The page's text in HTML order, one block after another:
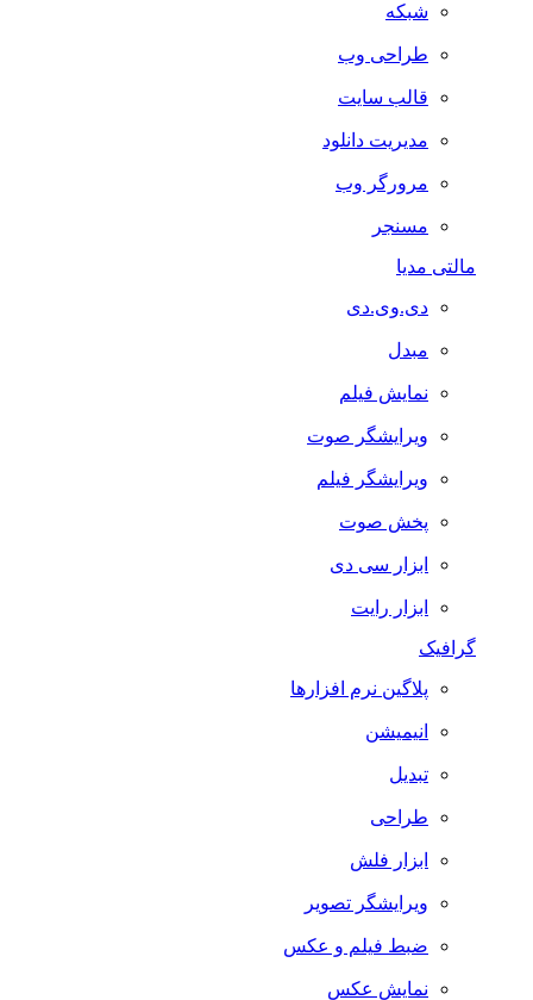
شبکه
طراحی وب
قالب سایت
مدیریت دانلود
مرورگر وب
مسنجر
مالتی مدیا
دی.وی.دی
مبدل
نمایش فیلم
ویرایشگر صوت
ویرایشگر فیلم
پخش صوت
ابزار سی دی
ابزار رایت
گرافیک
پلاگین نرم افزارها
انیمیشن
تبدیل
طراحی
ابزار فلش
ویرایشگر تصویر
ضبط فيلم و عكس
نمایش عکس